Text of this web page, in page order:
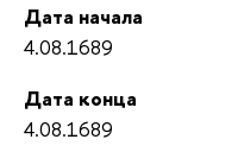
Дата начала
4.08.1689
Дата конца
4.08.1689